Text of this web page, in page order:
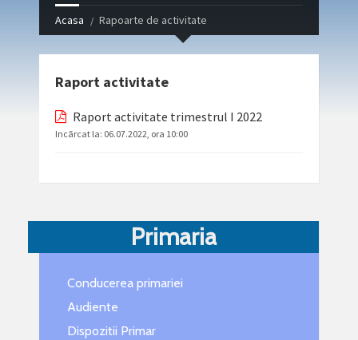
Acasa Rapoarte de activitate
Raport activitate
Raport activitate trimestrul I 2022
Incãrcat la: 06.07.2022, ora 10:00
Primaria
Conducerea primariei
Audiente
Dispozitii Primar